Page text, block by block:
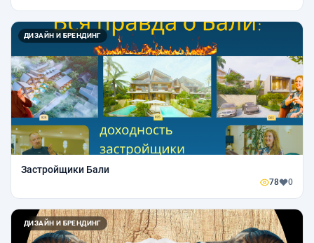
ДИЗАЙН И БРЕНДИНГ
Застройщики Бали
78 0
ДИЗАЙН И БРЕНДИНГ